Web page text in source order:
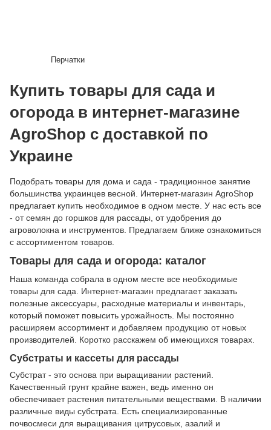
Купить товары для сада и
огорода в интернет-магазине
AgroShop с доставкой по
Украине
Подобрать товары для дома и сада - традиционное занятие
большинства украинцев весной. Интернет-магазин AgroShop
предлагает купить необходимое в одном месте. У нас есть все
- от семян до горшков для рассады, от удобрения до
агроволокна и инструментов. Предлагаем ближе ознакомиться
с ассортиментом товаров.
Товары для сада и огорода: каталог
Наша команда собрала в одном месте все необходимые
товары для сада. Интернет-магазин предлагает заказать
полезные аксессуары, расходные материалы и инвентарь,
который поможет повысить урожайность. Мы постоянно
расширяем ассортимент и добавляем продукцию от новых
производителей. Коротко расскажем об имеющихся товарах.
Субстраты и кассеты для рассады
Субстрат - это основа при выращивании растений.
Качественный грунт крайне важен, ведь именно он
обеспечивает растения питательными веществами. В наличии
различные виды субстрата. Есть специализированные
почвосмеси для выращивания цитрусовых, азалий и
Перчатки